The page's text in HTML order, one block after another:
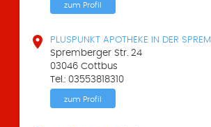
zum Profil

PLUSPUNKT APOTHEKE IN DER SPREM
Spremberger Str. 24
03046 Cottbus
Tel.: 03553818310
zum Profil